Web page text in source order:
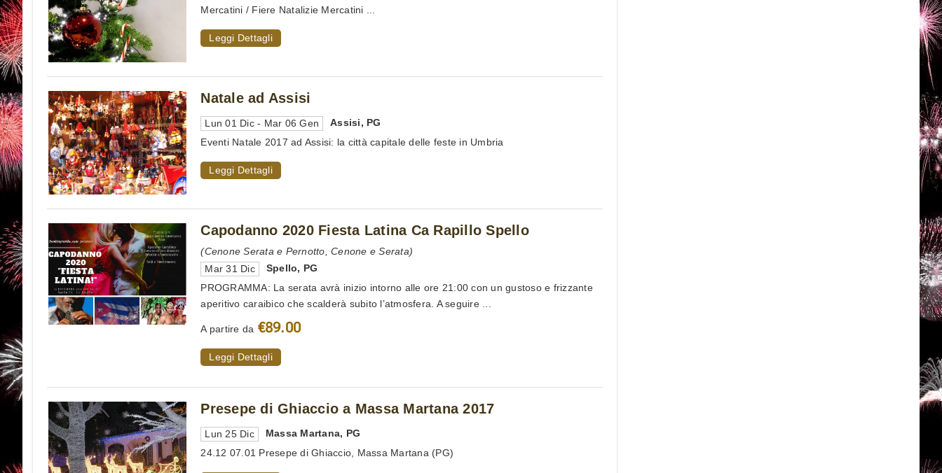
Mercatini / Fiere Natalizie Mercatini ...
Leggi Dettagli
Natale ad Assisi
Lun 01 Dic - Mar 06 Gen Assisi, PG
Eventi Natale 2017 ad Assisi: la città capitale delle feste in Umbria
Leggi Dettagli
Capodanno 2020 Fiesta Latina Ca Rapillo Spello
(Cenone Serata e Pernotto, Cenone e Serata)
Mar 31 Dic
Spello, PG
PROGRAMMA: La serata avrà inizio intorno alle ore 21:00 con un gustoso e frizzante
aperitivo caraibico che scalderà subito l’atmosfera. A seguire ...
A partire da €89.00
Leggi Dettagli
Presepe di Ghiaccio a Massa Martana 2017
Lun 25 Dic Massa Martana, PG
24.12 07.01 Presepe di Ghiaccio, Massa Martana (PG)